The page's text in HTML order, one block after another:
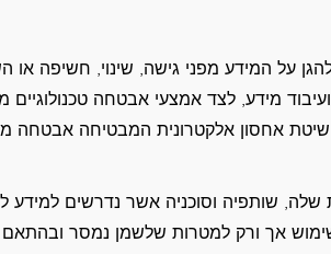
על המידע מפני גישה, שינוי, חשיפה
ועיבוד מידע, לצד אמצעי אבטחה
אחסון אלקטרונית המבטיחה אבטחה
שותפיה וסוכניה אשר נדרשים למידע
אך ורק למטרות שלשמן נמסר ובהתאם